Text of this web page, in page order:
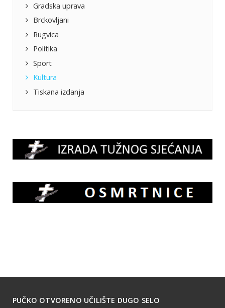
Gradska uprava
Brckovljani
Rugvica
Politika
Sport
Kultura
Tiskana izdanja
PUČKO OTVORENO UČILIŠTE DUGO SELO